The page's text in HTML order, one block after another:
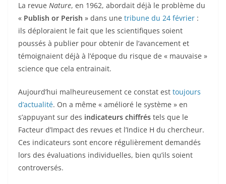
La revue Nature, en 1962, abordait déjà le problème du
« Publish or Perish » dans une tribune du 24 février :
ils déploraient le fait que les scientifiques soient
poussés à publier pour obtenir de l’avancement et
témoignaient déjà à l’époque du risque de « mauvaise »
science que cela entrainait.
Aujourd’hui malheureusement ce constat est toujours
d’actualité. On a même « amélioré le système » en
s’appuyant sur des indicateurs chiffrés tels que le
Facteur d’Impact des revues et l’Indice H du chercheur.
Ces indicateurs sont encore régulièrement demandés
lors des évaluations individuelles, bien qu’ils soient
controversés.